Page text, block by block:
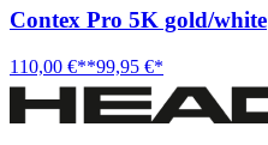
Contex Pro 5K gold/white
110,00 €**99,95 €*